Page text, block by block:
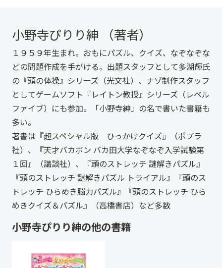
小野寺ぴりり紳 （著者）
１９５９年生まれ。おもにパズル、クイズ、なぞなぞな
どの問題作成を手がける。出題スタッフとして多湖輝氏
の『頭の体操』シリーズ（光文社）、ナゾ制作スタッフ
としてゲームソフト『レイトン教授』シリーズ（レベル
ファイブ）にも参加。「小野寺紳」の名で書いた書籍も
多い。
著書は『超スペシャル版 ひっかけクイズ』（ポプラ
社）、『天才バカボン バカ田大学なぞなぞ入学試験第
１回』（講談社）、『頭のストレッチ 謎解きパズル』
『頭のストレッチ 謎解きパズル トライアル』『頭のス
トレッチ ひらめき脳力パズル』『頭のストレッチ ひら
めきクイズ＆パズル』（高橋書店）など多数
小野寺ぴりり紳の他の書籍